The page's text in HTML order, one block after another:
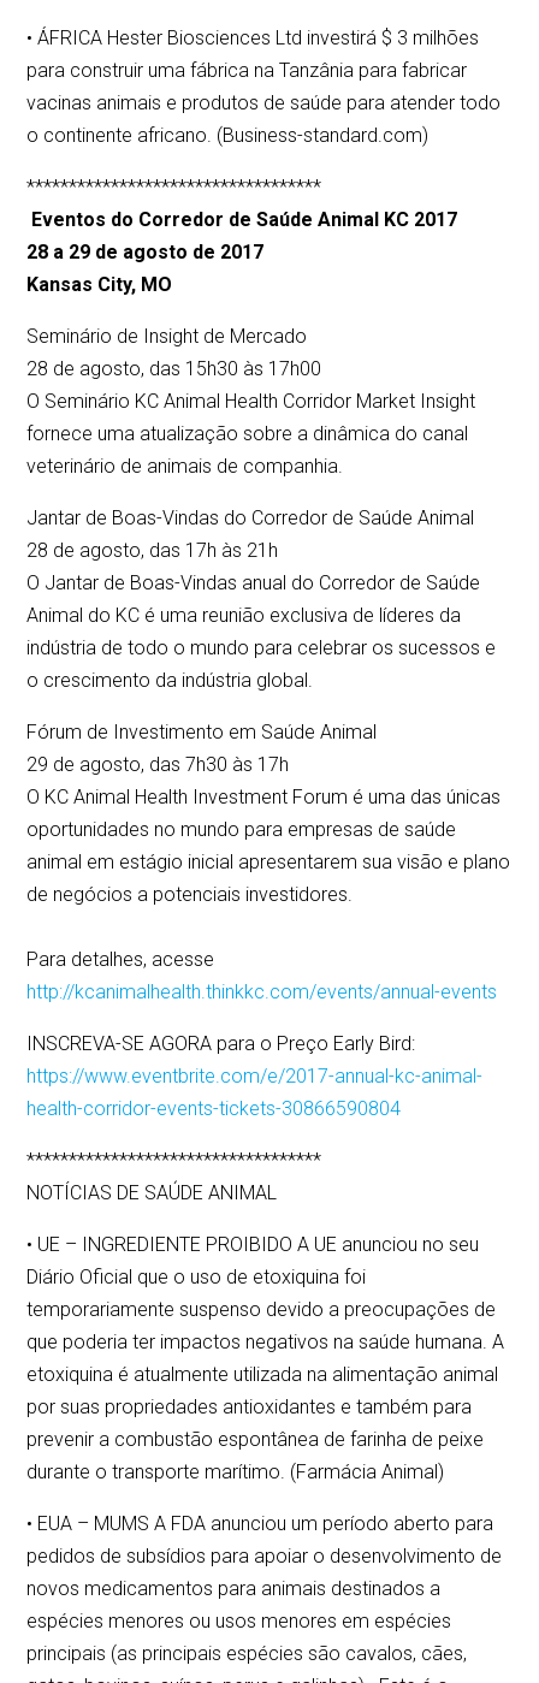
• ÁFRICA Hester Biosciences Ltd investirá $ 3 milhões
para construir uma fábrica na Tanzânia para fabricar
vacinas animais e produtos de saúde para atender todo
o continente africano. (Business-standard.com)
***********************************
Eventos do Corredor de Saúde Animal KC 2017
28 a 29 de agosto de 2017
Kansas City, MO
Seminário de Insight de Mercado
28 de agosto, das 15h30 às 17h00
O Seminário KC Animal Health Corridor Market Insight
fornece uma atualização sobre a dinâmica do canal
veterinário de animais de companhia.
Jantar de Boas-Vindas do Corredor de Saúde Animal
28 de agosto, das 17h às 21h
O Jantar de Boas-Vindas anual do Corredor de Saúde
Animal do KC é uma reunião exclusiva de líderes da
indústria de todo o mundo para celebrar os sucessos e
o crescimento da indústria global.
Fórum de Investimento em Saúde Animal
29 de agosto, das 7h30 às 17h
O KC Animal Health Investment Forum é uma das únicas
oportunidades no mundo para empresas de saúde
animal em estágio inicial apresentarem sua visão e plano
de negócios a potenciais investidores.
Para detalhes, acesse
http://kcanimalhealth.thinkkc.com/events/annual-events
INSCREVA-SE AGORA para o Preço Early Bird:
https://www.eventbrite.com/e/2017-annual-kc-animal-
health-corridor-events-tickets-30866590804
***********************************
NOTÍCIAS DE SAÚDE ANIMAL
• UE – INGREDIENTE PROIBIDO A UE anunciou no seu
Diário Oficial que o uso de etoxiquina foi
temporariamente suspenso devido a preocupações de
que poderia ter impactos negativos na saúde humana. A
etoxiquina é atualmente utilizada na alimentação animal
por suas propriedades antioxidantes e também para
prevenir a combustão espontânea de farinha de peixe
durante o transporte marítimo. (Farmácia Animal)
• EUA – MUMS A FDA anunciou um período aberto para
pedidos de subsídios para apoiar o desenvolvimento de
novos medicamentos para animais destinados a
espécies menores ou usos menores em espécies
principais (as principais espécies são cavalos, cães,